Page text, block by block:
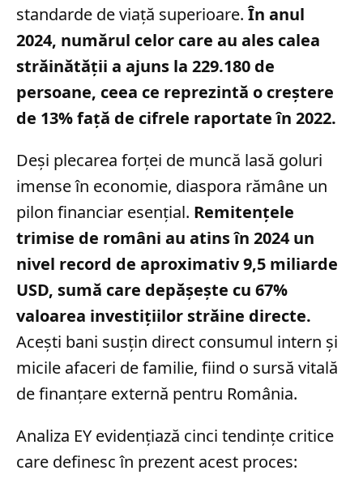
standarde de viață superioare.În anul
2024, numărul celor care au ales calea
străinătății a ajuns la 229.180 de
persoane, ceea ce reprezintă o creștere
de 13% față de cifrele raportate în 2022.
Deși plecarea forței de muncă lasă goluri
imense în economie, diaspora rămâne un
pilon financiar esențial. Remitențele
trimise de români au atins în 2024 un
nivel record de aproximativ 9,5 miliarde
USD, sumă care depășește cu 67%
valoarea investițiilor străine directe.
Acești bani susțin direct consumul intern și
micile afaceri de familie, fiind o sursă vitală
de finanțare externă pentru România.
Analiza EY evidențiază cinci tendințe critice
care definesc în prezent acest proces: